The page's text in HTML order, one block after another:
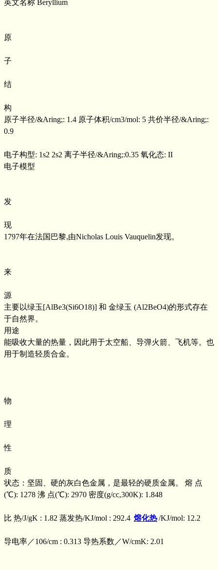
英文名称 Beryllium
原
子
结
构
原子半径/&Aring;: 1.4 原子体积/cm3/mol: 5 共价半径/&Aring;:
0.9
电子构型: 1s2 2s2 离子半径/&Aring;:0.35 氧化态: II
电子模型
发
现
1797年在法国巴黎,由Nicholas Louis Vauquelin发现。
来
源
主要以绿玉[AlBe3(Si6O18)] 和 金绿玉 (Al2BeO4)的形式存在
于自然界。
用途
能吸收大量的热量，因此用于太空船、导弹火箭、飞机等。也
用于制造轻质合金。
物
理
性
质
状态：坚固、硬的灰白色金属，是最轻的硬质金属。 熔 点
(℃): 1278 沸 点(℃): 2970 密度(g/cc,300K): 1.848
比 热/J/gK : 1.82 蒸发热/KJ/mol : 292.4 熔化热/KJ/mol: 12.2
导电率／106/cm : 0.313 导热系数／W/cmK: 2.01